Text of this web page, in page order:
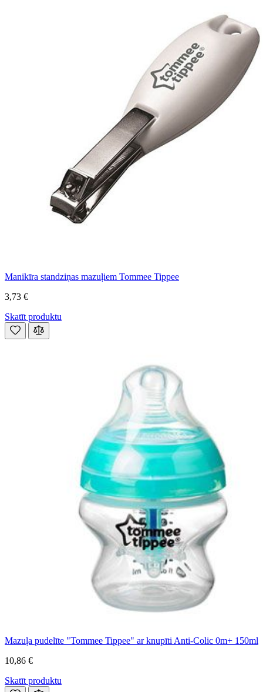
Manikīra standziņas mazuļiem Tommee Tippee
3,73 €
Skatīt produktu
Mazuļa pudelīte "Tommee Tippee" ar knupīti Anti-Colic 0m+ 150ml
10,86 €
Skatīt produktu